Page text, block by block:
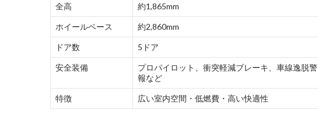
全高 約1,865mm
ホイールベース 約2,860mm
ドア数 5ドア
安全装備
プロパイロット、衝突軽減ブレーキ、車線逸脱警
報など
特徴 広い室内空間・低燃費・高い快適性